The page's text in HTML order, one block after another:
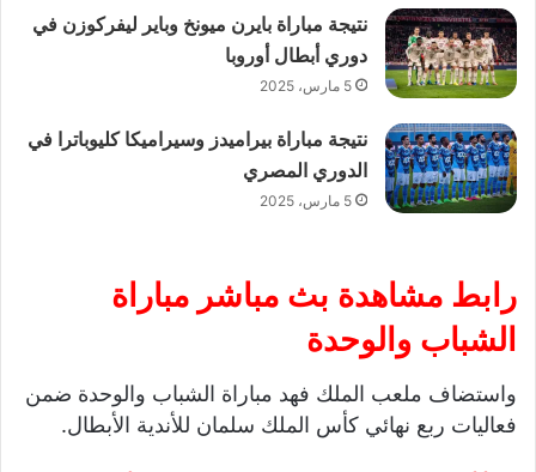
نتيجة مباراة بايرن ميونخ وباير ليفركوزن في
دوري أبطال أوروبا
5 مارس، 2025
نتيجة مباراة بيراميدز وسيراميكا كليوباترا في
الدوري المصري
5 مارس، 2025
رابط مشاهدة بث مباشر مباراة
الشباب والوحدة
واستضاف ملعب الملك فهد مباراة الشباب والوحدة ضمن
فعاليات ربع نهائي كأس الملك سلمان للأندية الأبطال.